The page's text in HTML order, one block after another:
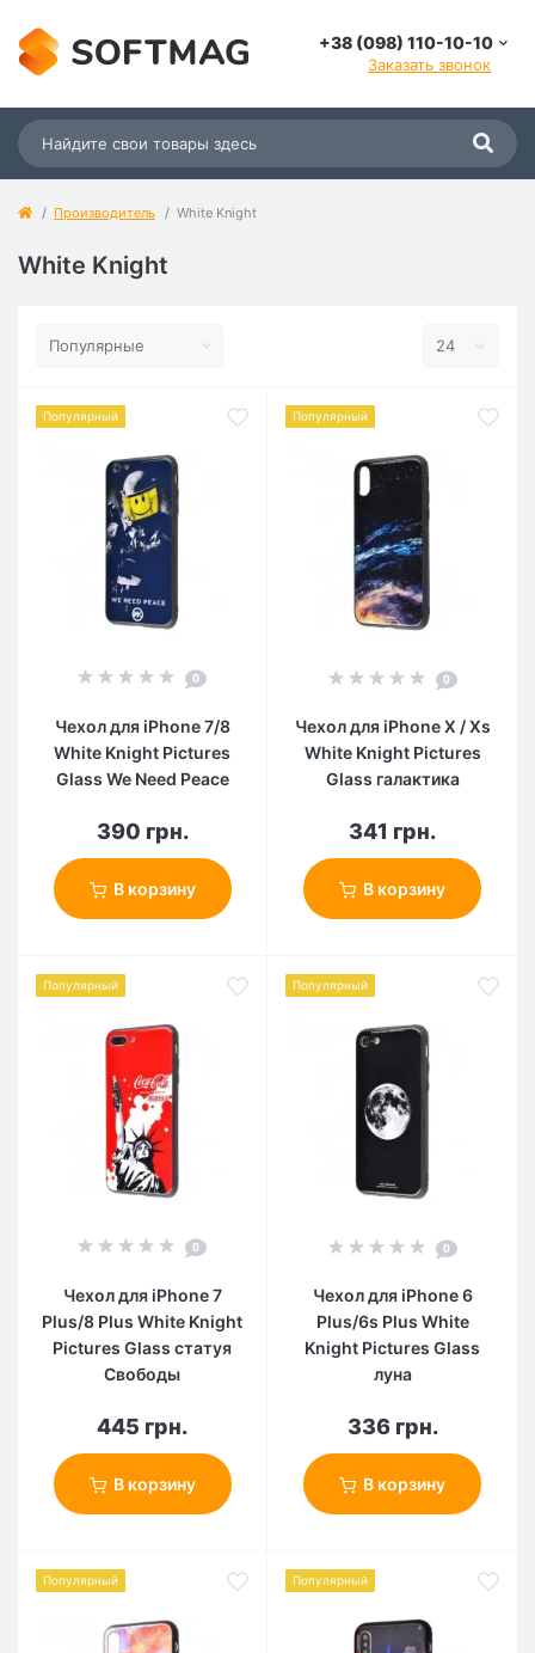
+38 (098) 110-10-10
Заказать звонок
Производитель White Knight
White Knight
Популярный
0
Чехол для iPhone 7/8
White Knight Pictures
Glass We Need Peace
390 грн.
В корзину
Популярный
0
Чехол для iPhone X / Xs
White Knight Pictures
Glass галактика
341 грн.
В корзину
Популярный
0
Чехол для iPhone 7
Plus/8 Plus White Knight
Pictures Glass статуя
Свободы
445 грн.
В корзину
Популярный
0
Чехол для iPhone 6
Plus/6s Plus White
Knight Pictures Glass
луна
336 грн.
В корзину
Популярный Популярный